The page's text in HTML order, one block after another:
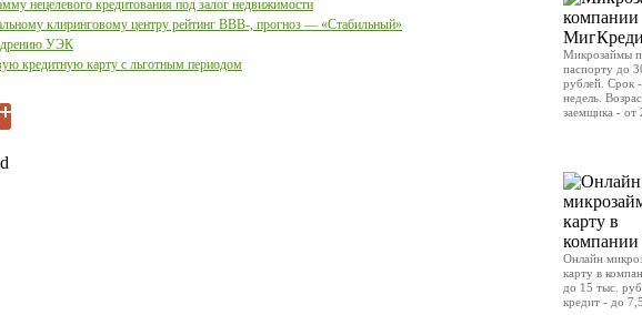
нецелевого кредитования под залог недвижимости
клиринговому центру рейтинг BBB-, прогноз — «Стабильный»
УЭК
кредитную карту с льготным периодом
Микрозаймы
паспорту до
рублей. Срок
недель.
заемщика - от
Онлайн
карту в
до 15 тыс.
кредит - до